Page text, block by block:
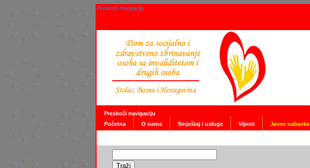
Preskoči navigaciju
Preskoči navigaciju
Početna
O nama Smještaj i usluge Vijesti Javne nabavke